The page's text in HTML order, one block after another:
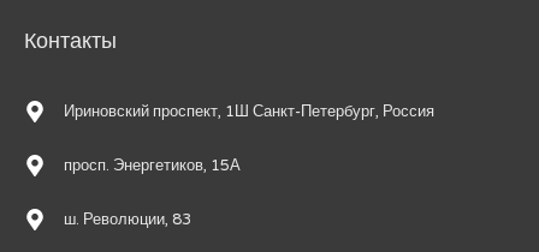
Контакты
Ириновский проспект, 1Ш Санкт-Петербург, Россия
просп. Энергетиков, 15А
ш. Революции, 83